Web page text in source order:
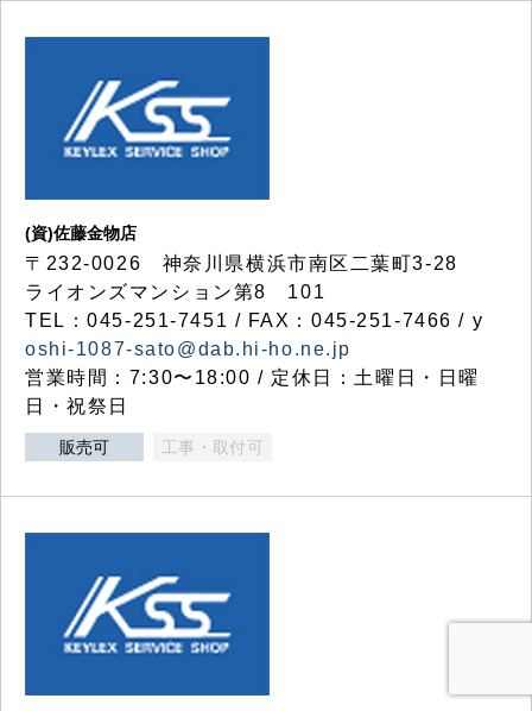
(資)佐藤金物店
〒232-0026 神奈川県横浜市南区二葉町3-28
ライオンズマンション第8 101
TEL：045-251-7451 / FAX：045-251-7466 / y
oshi-1087-sato@dab.hi-ho.ne.jp
営業時間：7:30〜18:00 / 定休日：土曜日・日曜
日・祝祭日
販売可 工事・取付可